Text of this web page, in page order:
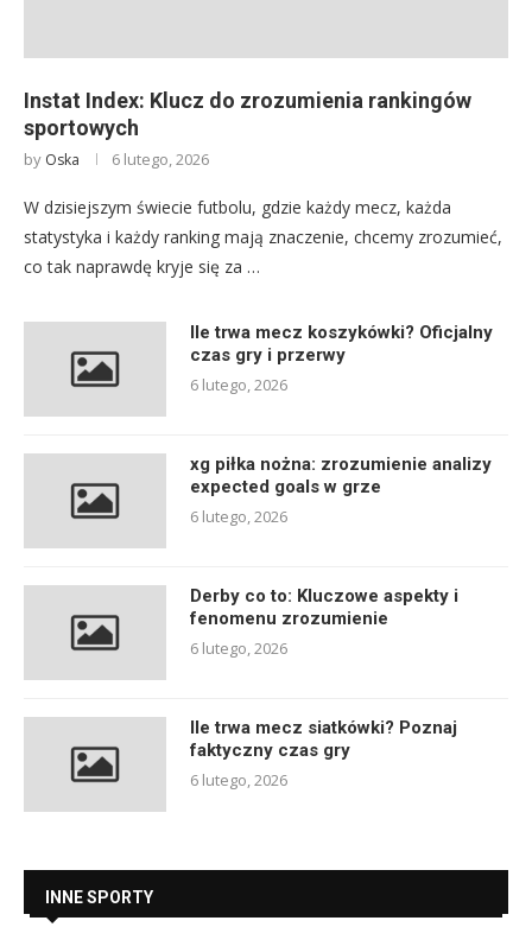
Instat Index: Klucz do zrozumienia rankingów
sportowych
by Oska 6 lutego, 2026
W dzisiejszym świecie futbolu, gdzie każdy mecz, każda
statystyka i każdy ranking mają znaczenie, chcemy zrozumieć,
co tak naprawdę kryje się za …
Ile trwa mecz koszykówki? Oficjalny
czas gry i przerwy
6 lutego, 2026
xg piłka nożna: zrozumienie analizy
expected goals w grze
6 lutego, 2026
Derby co to: Kluczowe aspekty i
fenomenu zrozumienie
6 lutego, 2026
Ile trwa mecz siatkówki? Poznaj
faktyczny czas gry
6 lutego, 2026
INNE SPORTY